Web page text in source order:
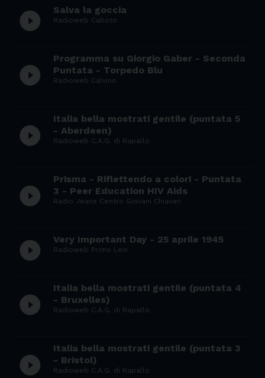
play_circle_filled Salva la goccia
Radioweb Caboto
play_circle_filled
Programma su Giorgio Gaber - Seconda
Puntata - Torpedo Blu
Radioweb Calvino
play_circle_filled
Italia bella mostrati gentile (puntata 5
- Aberdeen)
Radioweb C.A.G. di Rapallo
play_circle_filled
Prisma - Riflettendo a colori - Puntata
3 - Peer Education HIV Aids
Radio Jeans Centro Giovani Chiavari
play_circle_filled Very Important Day - 25 aprile 1945
Radioweb Primo Levi
play_circle_filled
Italia bella mostrati gentile (puntata 4
- Bruxelles)
Radioweb C.A.G. di Rapallo
play_circle_filled
Italia bella mostrati gentile (puntata 3
- Bristol)
Radioweb C.A.G. di Rapallo